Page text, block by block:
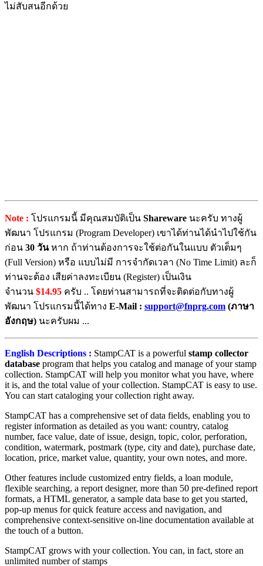
ไม่สับสนอีกด้วย
Note : โปรแกรมนี้ มีคุณสมบัติเป็น Shareware นะครับ ทางผู้
พัฒนา โปรแกรม (Program Developer) เขาได้ท่านได้นำไปใช้กัน
ก่อน 30 วันหาก ถ้าท่านต้องการจะใช้ต่อกันในแบบ ตัวเต็มๆ
(Full Version) หรือ แบบไม่มี การจำกัดเวลา (No Time Limit) ละก็
ท่านจะต้อง เสียค่าลงทะเบียน (Register) เป็นเงิน
จำนวน $14.95 ครับ .. โดยท่านสามารถที่จะติดต่อกับทางผู้
พัฒนา โปรแกรมนี้ได้ทาง E-Mail : support@fnprg.com (ภาษา
อังกฤษ) นะครับผม ...
English Descriptions : StampCAT is a powerful stamp collector
database program that helps you catalog and manage of your stamp
collection. StampCAT will help you monitor what you have, where
it is, and the total value of your collection. StampCAT is easy to use.
You can start cataloging your collection right away.
StampCAT has a comprehensive set of data fields, enabling you to
register information as detailed as you want: country, catalog
number, face value, date of issue, design, topic, color, perforation,
condition, watermark, postmark (type, city and date), purchase date,
location, price, market value, quantity, your own notes, and more.
Other features include customized entry fields, a loan module,
flexible searching, a report designer, more than 50 pre-defined report
formats, a HTML generator, a sample data base to get you started,
pop-up menus for quick feature access and navigation, and
comprehensive context-sensitive on-line documentation available at
the touch of a button.
StampCAT grows with your collection. You can, in fact, store an
unlimited number of stamps